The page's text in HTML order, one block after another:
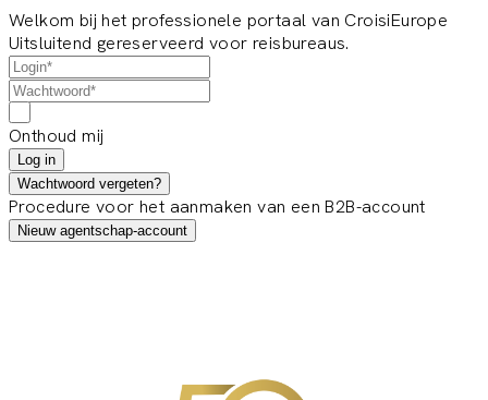
Welkom bij het professionele portaal van CroisiEurope
Uitsluitend gereserveerd voor reisbureaus.
Onthoud mij
Log in
Wachtwoord vergeten?
Procedure voor het aanmaken van een B2B-account
Nieuw agentschap-account